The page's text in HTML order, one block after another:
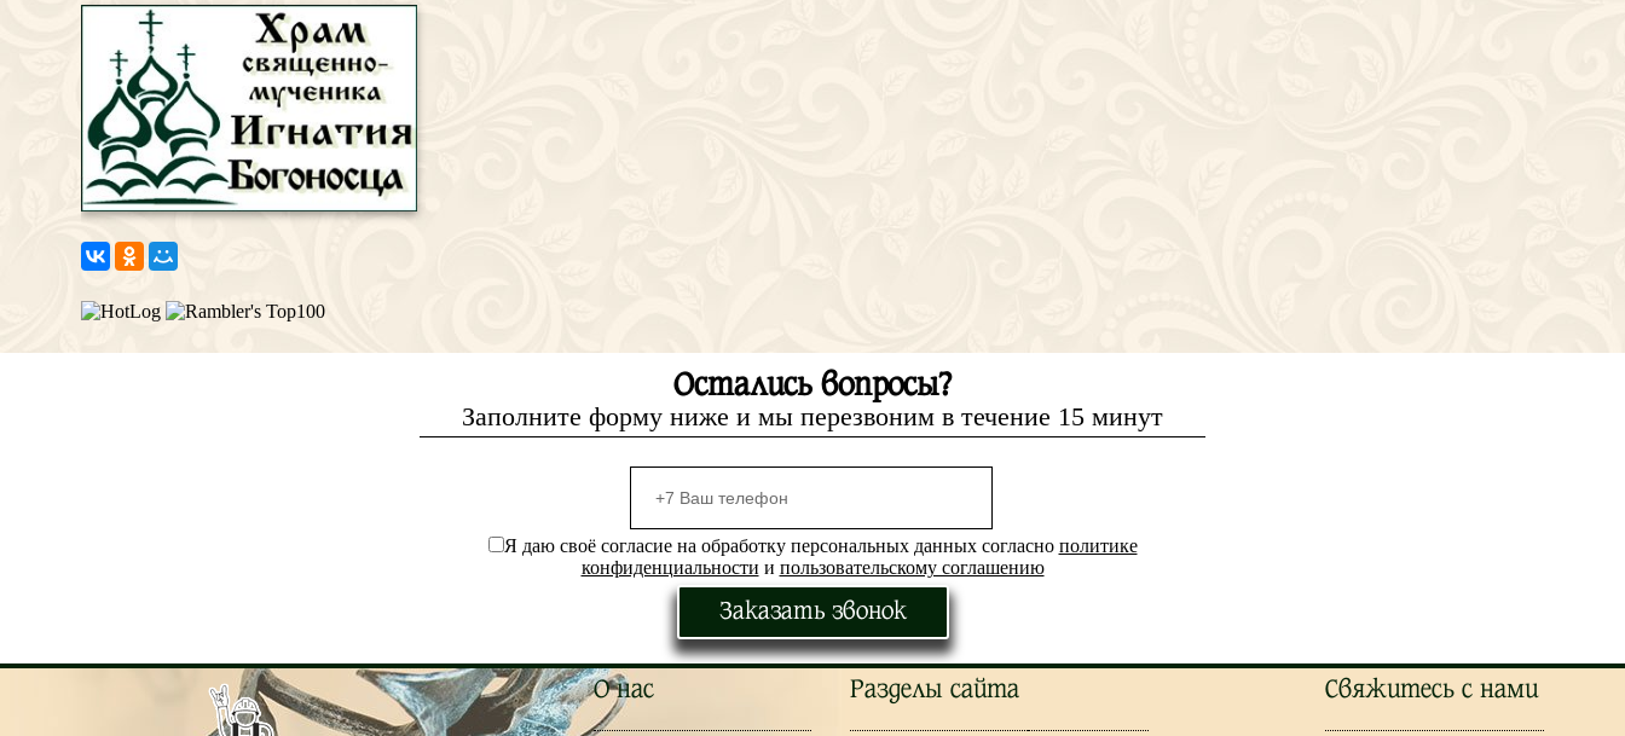
Остались вопросы?
Заполните форму ниже и мы перезвоним в течение 15 минут
Я даю своё согласие на обработку персональных данных согласно политике
конфиденциальности и пользовательскому соглашению
Заказать звонок
О нас Разделы сайта Свяжитесь с нами